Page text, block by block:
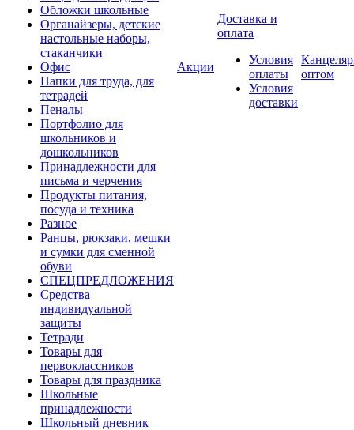
Обложки школьные
Органайзеры, детские
настольные наборы,
стаканчики
Офис
Папки для труда, для
тетрадей
Пеналы
Портфолио для
школьников и
дошкольников
Принадлежности для
письма и черчения
Продукты питания,
посуда и техника
Разное
Ранцы, рюкзаки, мешки
и сумки для сменной
обуви
СПЕЦПРЕДЛОЖЕНИЯ
Средства
индивидуальной
защиты
Тетради
Товары для
первоклассников
Товары для праздника
Школьные
принадлежности
Школьный дневник
Акции
Доставка и
оплата
Условия
оплаты
Условия
доставки
оптом